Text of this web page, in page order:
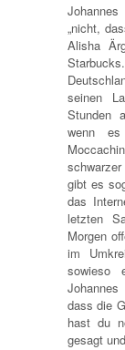
„nicht,
Alisha
seinen
Stunden
wenn es
gibt es
das
letzten
Morgen
im
sowieso
dass die
hast du
gesagt